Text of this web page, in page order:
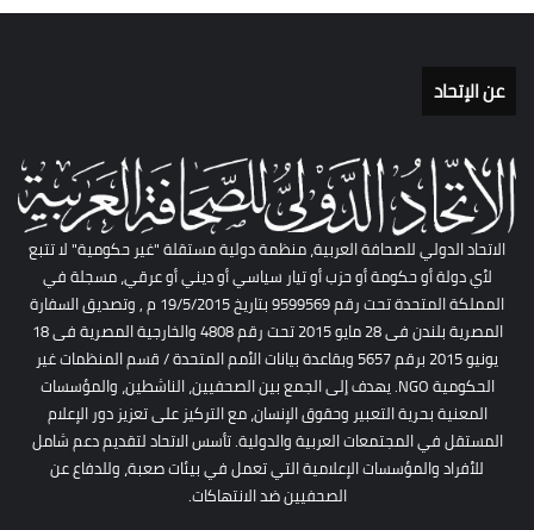
عن الإتحاد
الاتحاد الدولي للصحافة العربية، منظمة دولية مستقلة "غير حكومية" لا تتبع
لأي دولة أو حكومة أو حزب أو تيار سياسي أو ديني أو عرقي، مسجلة في
المملكة المتحدة تحت رقم 9599569 بتاريخ 19/5/2015 م , وتصديق السفارة
المصرية بلندن فى 28 مايو 2015 تحت رقم 4808 والخارجية المصرية فى 18
يونيو 2015 برقم 5657 وبقاعدة بيانات الأمم المتحدة / قسم المنظمات غير
الحكومية NGO. يهدف إلى الجمع بين الصحفيين، الناشطين، والمؤسسات
المعنية بحرية التعبير وحقوق الإنسان، مع التركيز على تعزيز دور الإعلام
المستقل في المجتمعات العربية والدولية. تأسس الاتحاد لتقديم دعم شامل
للأفراد والمؤسسات الإعلامية التي تعمل في بيئات صعبة، وللدفاع عن
الصحفيين ضد الانتهاكات.